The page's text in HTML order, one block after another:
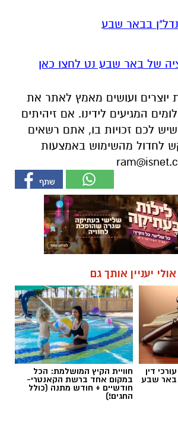
בבאר שבע
של באר שבע נט לחצו כאן
יוצרים ועושים מאמץ לאתר את
המגיעים לידינו. אם זיהיתים
שיש לכם זכויות בו, אתם רשאים
לחדול מהשימוש באמצעות
אולי יעניין אותך גם
דין
באר שבע
חוויית הקיץ המושלמת: הכל
במקום אחד ברשת הקאנטרי-
חודשיים + חודש מתנה (כולל
החגים!)